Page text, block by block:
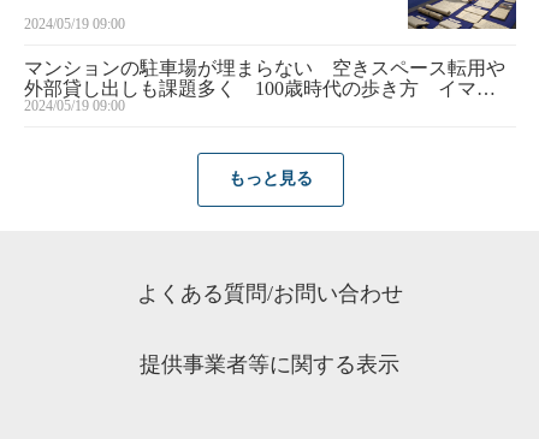
2024/05/19 09:00
マンションの駐車場が埋まらない 空きスペース転用や
外部貸し出しも課題多く 100歳時代の歩き方 イマサ
ラＱ＆Ａ
2024/05/19 09:00
もっと見る
よくある質問/お問い合わせ
提供事業者等に関する表示